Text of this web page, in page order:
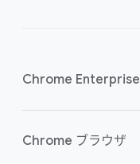
Chrome Enterprise
セキュリティ
Chrome ブラウザ